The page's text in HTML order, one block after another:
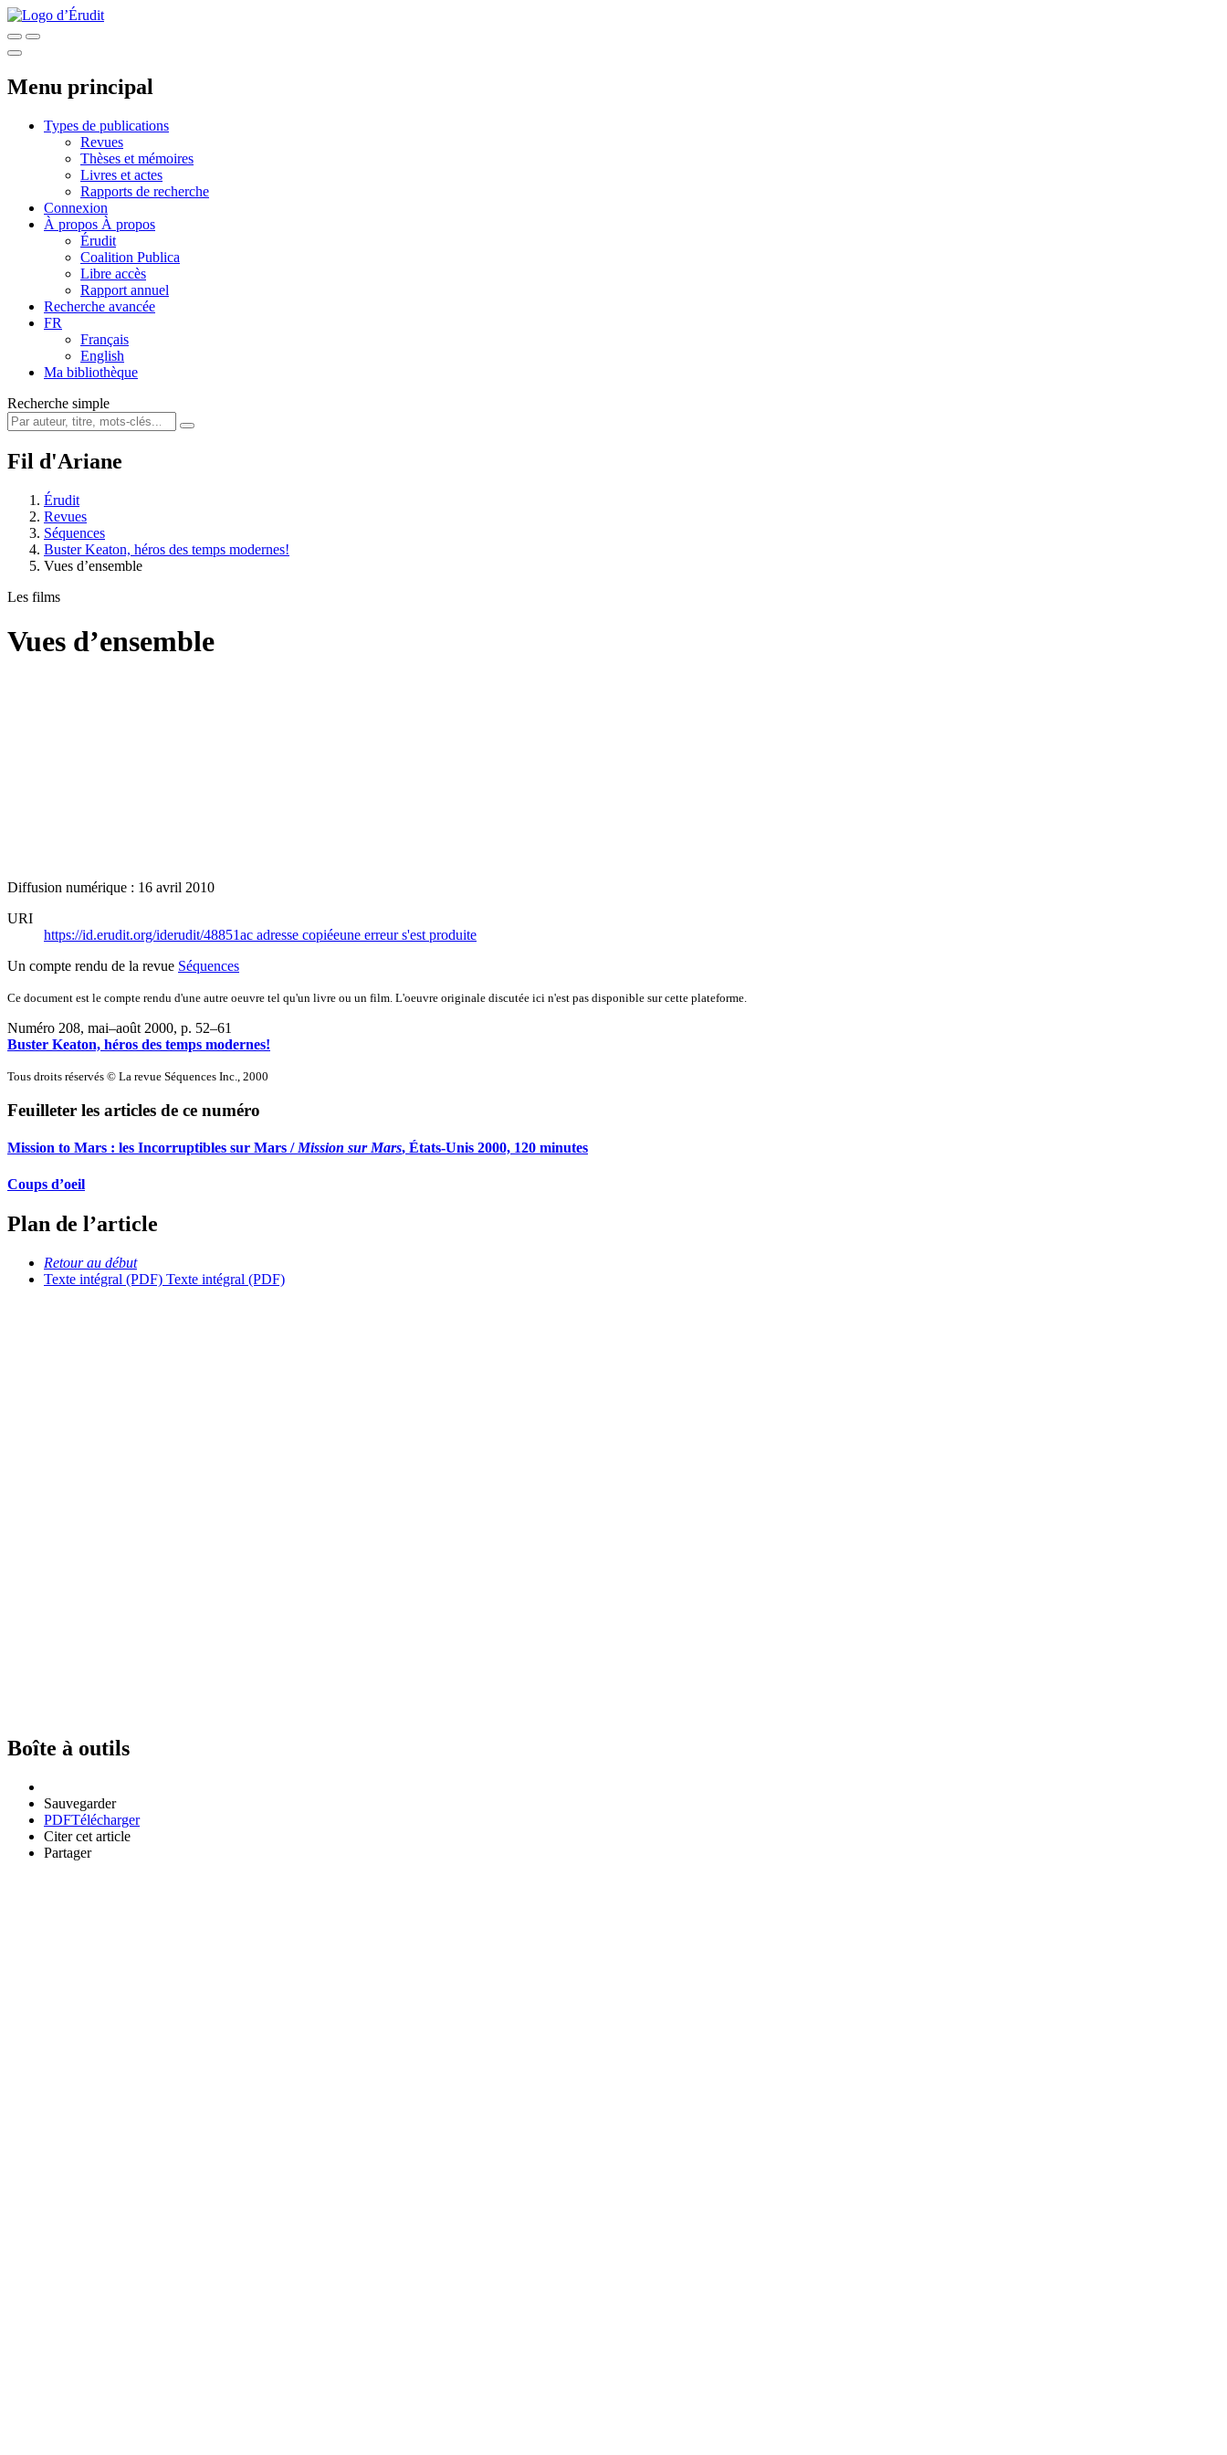
Menu principal
Types de publications
Revues
Thèses et mémoires
Livres et actes
Rapports de recherche
Connexion
À propos À propos
Érudit
Coalition Publica
Libre accès
Rapport annuel
Recherche avancée
FR
Français
English
Ma bibliothèque
Recherche simple
Fil d'Ariane
Érudit
Revues
Séquences
Buster Keaton, héros des temps modernes!
Vues d’ensemble
Les films
Vues d’ensemble
Diffusion numérique : 16 avril 2010
URI
https://id.erudit.org/iderudit/48851ac adresse copiéeune erreur s'est produite
Un compte rendu de la revue Séquences
Ce document est le compte rendu d'une autre oeuvre tel qu'un livre ou un film. L'oeuvre originale discutée ici n'est pas disponible sur cette plateforme.
Numéro 208, mai–août 2000, p. 52–61
Buster Keaton, héros des temps modernes!
Tous droits réservés © La revue Séquences Inc., 2000
Feuilleter les articles de ce numéro
Mission to Mars : les Incorruptibles sur Mars /Mission sur Mars, États-Unis 2000, 120 minutes
Coups d’oeil
Plan de l’article
Retour au début
Texte intégral (PDF) Texte intégral (PDF)
Boîte à outils
Sauvegarder
PDFTélécharger
Citer cet article
Partager